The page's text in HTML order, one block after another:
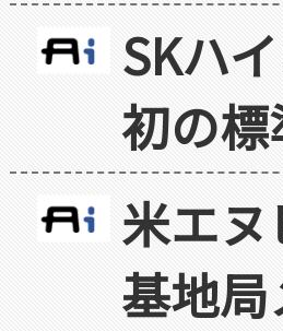
SKハ
初の
米エ
基地